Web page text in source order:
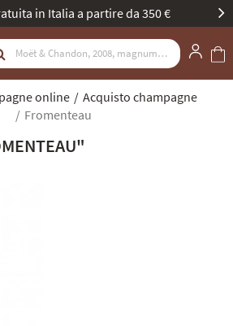
in Italia a partire da 350 €
online
Acquisto champagne
Fromenteau